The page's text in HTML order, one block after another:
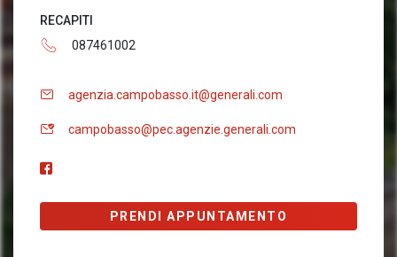
RECAPITI
087461002
agenzia.campobasso.it@generali.com
campobasso@pec.agenzie.generali.com
PRENDI APPUNTAMENTO